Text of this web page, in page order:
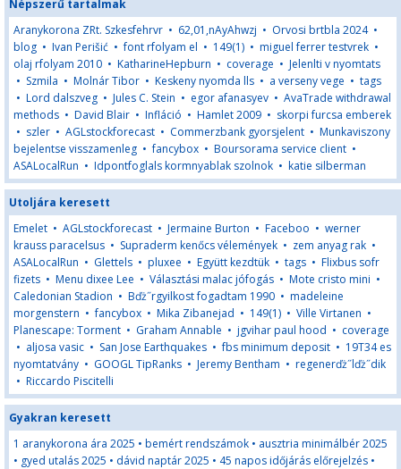
Népszerű tartalmak
Aranykorona ZRt. Szkesfehrvr • 62,01,nAyAhwzj • Orvosi brtbla 2024•
blog • Ivan Perišić •font rfolyam el • 149(1) • miguel ferrer testvrek •
olaj rfolyam 2010 • KatharineHepburn • coverage • Jelenlti v nyomtats
• Szmila • Molnár Tibor • Keskeny nyomda lls • a verseny vege • tags
• Lord dalszveg • Jules C. Stein • egor afanasyev • AvaTrade withdrawal
methods • David Blair • Infláció • Hamlet 2009 • skorpi furcsa emberek
• szler • AGLstockforecast • Commerzbank gyorsjelent • Munkaviszony
bejelentse visszamenleg •fancybox • Boursorama service client •
ASALocalRun • Idpontfoglals kormnyablak szolnok • katie silberman
Utoljára keresett
Emelet • AGLstockforecast • Jermaine Burton • Faceboo • werner
krauss paracelsus • Supraderm kenőcs vélemények • zem anyag rak •
ASALocalRun • Glettels • pluxee • Együtt kezdtük • tags • Flixbus sofr
fizets • Menu dixee Lee • Választási malac jófogás • Mote cristo mini •
Caledonian Stadion • Bďż˝rgyilkost fogadtam 1990 • madeleine
morgenstern •fancybox • Mika Zibanejad • 149(1) • Ville Virtanen •
Planescape: Torment • Graham Annable • jgvihar paul hood • coverage
• aljosa vasic • San Jose Earthquakes •fbs minimum deposit • 19T34 es
nyomtatvány • GOOGL TipRanks • Jeremy Bentham • regenerďż˝lďż˝dik
• Riccardo Piscitelli
Gyakran keresett
1 aranykorona ára 2025 • bemért rendszámok • ausztria minimálbér 2025
• gyed utalás 2025 • dávid naptár 2025 • 45 napos időjárás előrejelzés •